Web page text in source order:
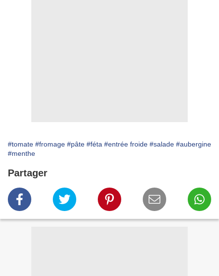
#tomate #fromage #pâte #féta #entrée froide #salade #aubergine
#menthe
Partager